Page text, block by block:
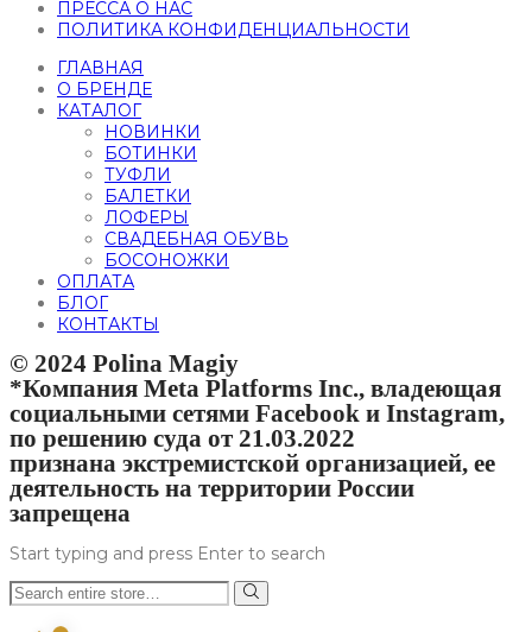
ПРЕССА О НАС
ПОЛИТИКА КОНФИДЕНЦИАЛЬНОСТИ
ГЛАВНАЯ
О БРЕНДЕ
КАТАЛОГ
НОВИНКИ
БОТИНКИ
ТУФЛИ
БАЛЕТКИ
ЛОФЕРЫ
СВАДЕБНАЯ ОБУВЬ
БОСОНОЖКИ
ОПЛАТА
БЛОГ
КОНТАКТЫ
© 2024 Polina Magiy
*Компания Meta Platforms Inc., владеющая
социальными сетями Facebook и Instagram,
по решению суда от 21.03.2022
признана экстремистской организацией, ее
деятельность на территории России
запрещена
Start typing and press Enter to search